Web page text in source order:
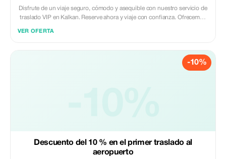
Disfrute de un viaje seguro, cómodo y asequible con nuestro servicio de
traslado VIP en Kalkan. Reserve ahora y viaje con confianza. Ofrecemos
VER OFERTA
-10%
Descuento del 10 % en el primer traslado al
aeropuerto